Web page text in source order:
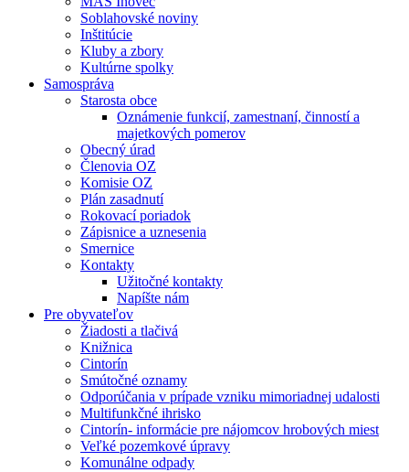
Soblahovské noviny
Inštitúcie
Kluby a zbory
Kultúrne spolky
Samospráva
Starosta obce
Oznámenie funkcií, zamestnaní, činností a
majetkových pomerov
Obecný úrad
Členovia OZ
Komisie OZ
Plán zasadnutí
Rokovací poriadok
Zápisnice a uznesenia
Smernice
Kontakty
Užitočné kontakty
Napíšte nám
Pre obyvateľov
Žiadosti a tlačivá
Knižnica
Cintorín
Smútočné oznamy
Odporúčania v prípade vzniku mimoriadnej udalosti
Multifunkčné ihrisko
Cintorín- informácie pre nájomcov hrobových miest
Veľké pozemkové úpravy
Komunálne odpady